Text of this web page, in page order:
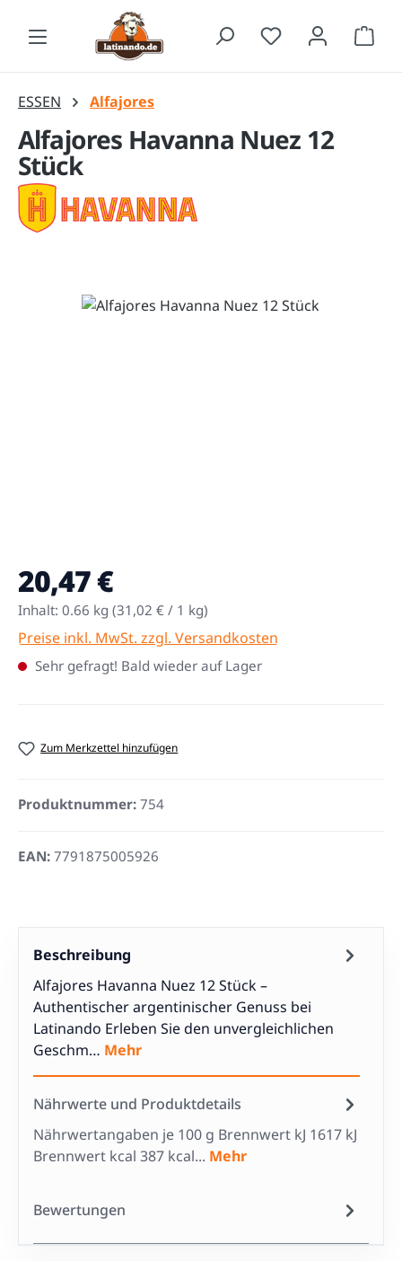
Zum Hauptinhalt springen
ESSEN Alfajores
Alfajores Havanna Nuez 12
Stück
Regulärer Preis:
20,47 €
Inhalt: 0.66 kg (31,02 € / 1 kg)
Preise inkl. MwSt. zzgl. Versandkosten
Sehr gefragt! Bald wieder auf Lager
Zum Merkzettel hinzufügen
Produktnummer: 754
EAN: 7791875005926
Beschreibung
Alfajores Havanna Nuez 12 Stück –
Authentischer argentinischer Genuss bei
Latinando Erleben Sie den unvergleichlichen
Geschm… Mehr
Nährwerte und Produktdetails
Nährwertangaben je 100 g Brennwert kJ 1617 kJ
Brennwert kcal 387 kcal... Mehr
Bewertungen